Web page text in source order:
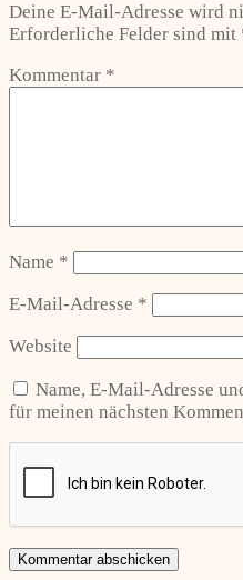
Deine E-Mail-Adresse wird
Erforderliche Felder sind mit
Kommentar *
Name *
E-Mail-Adresse *
Website
Name, E-Mail-Adresse
für meinen nächsten